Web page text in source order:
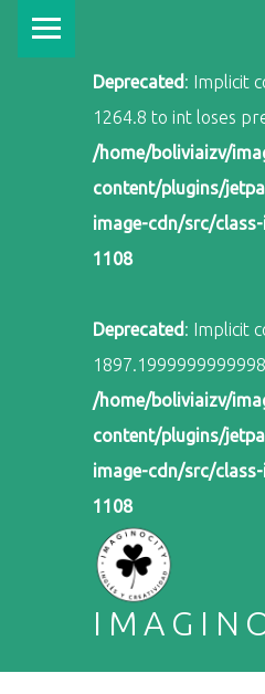
Deprecated: Implicit
1264.8 to int loses
/home/boliviaizv/
content/plugins/
image-cdn/src/
1108
Deprecated: Implicit
/home/boliviaizv/
content/plugins/
image-cdn/src/
1108